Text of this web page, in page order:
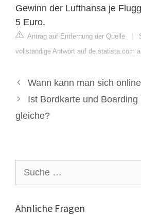
Gewinn der Lufthansa je
5 Euro.
Antrag auf Entfernung der Quelle |
vollständige Antwort auf de.statista.com
Wann kann man sich
Ist Bordkarte und Boarding
gleiche?
nach:
Ähnliche Fragen